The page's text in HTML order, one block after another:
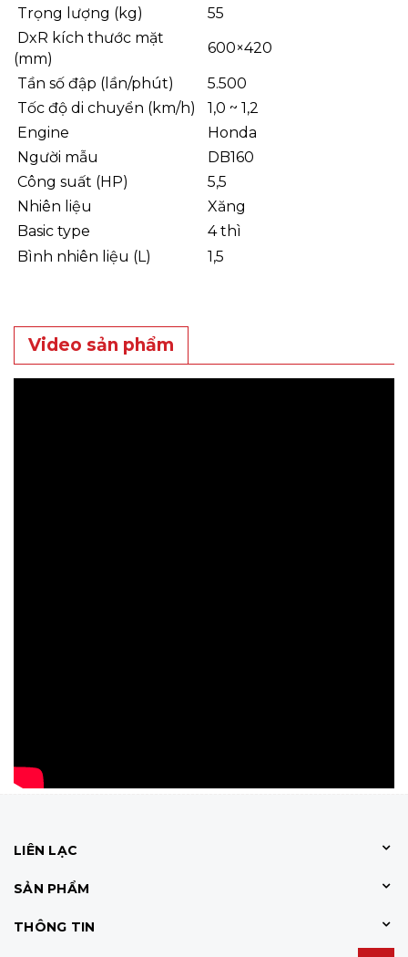
Trọng lượng (kg)
55
DxR kích thước mặt
(mm)
600×420
Tần số đập (lần/phút)
5.500
Tốc độ di chuyển (km/h)
1,0 ~ 1,2
Engine
Honda
Người mẫu
DB160
Công suất (HP)
5,5
Nhiên liệu
Xăng
Basic type
4 thì
Bình nhiên liệu (L)
1,5
Video sản phẩm
LIÊN LẠC
SẢN PHẨM
THÔNG TIN